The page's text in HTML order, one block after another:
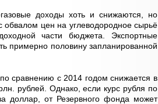
доходы хоть и снижаются, но
цен на углеводородное сырьё
части бюджета. Экспортные
примерно половину запланированной
сравнению с 2014 годом снижается в
рублей. Однако, если курс рубля по
доллар, от Резервного фонда может